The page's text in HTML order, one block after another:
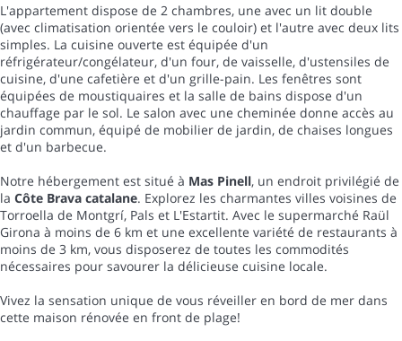
L'appartement dispose de 2 chambres, une avec un lit double
(avec climatisation orientée vers le couloir) et l'autre avec deux lits
simples. La cuisine ouverte est équipée d'un
réfrigérateur/congélateur, d'un four, de vaisselle, d'ustensiles de
cuisine, d'une cafetière et d'un grille-pain. Les fenêtres sont
équipées de moustiquaires et la salle de bains dispose d'un
chauffage par le sol. Le salon avec une cheminée donne accès au
jardin commun, équipé de mobilier de jardin, de chaises longues
et d'un barbecue.
Notre hébergement est situé à Mas Pinell, un endroit privilégié de
la Côte Brava catalane. Explorez les charmantes villes voisines de
Torroella de Montgrí, Pals et L'Estartit. Avec le supermarché Raül
Girona à moins de 6 km et une excellente variété de restaurants à
moins de 3 km, vous disposerez de toutes les commodités
nécessaires pour savourer la délicieuse cuisine locale.
Vivez la sensation unique de vous réveiller en bord de mer dans
cette maison rénovée en front de plage!